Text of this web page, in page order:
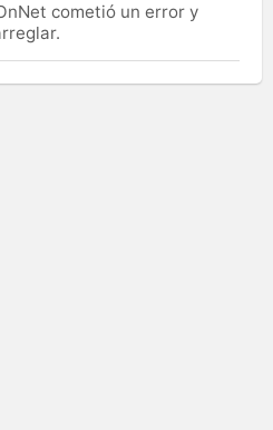
cometió un error y